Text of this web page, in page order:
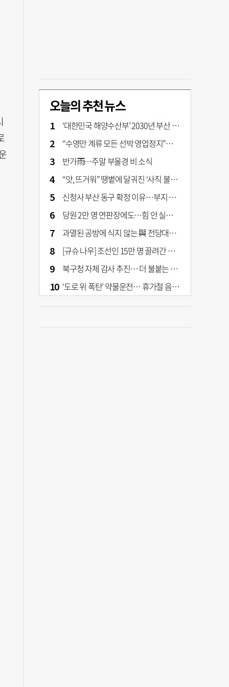
오늘의 추천 뉴스
‘대한민국 해양수산부’ 2030년 부산 북항시대 연다
“수영만 계류 모든 선박 영업정지”… 재개발 속도전
반가雨…주말 부울경 비 소식
“앗, 뜨거워” 땡볕에 달궈진 ‘사직 불가마’ 관중석 무려 70도
신청사 부산 동구 확정 이유…부지 용이성·접근성·집적 가능성이 운명 갈랐다 [해수부 북항 시대]
당원 2만 명 연판장에도…힘 안 실리는 ‘장동혁 사퇴’ 공세
과열된 공방에 식지 않는 與 전당대회… 호남·수도권 집중하는 후보들
[규슈 나우] 조선인 15만 명 끌려간 치쿠호 탄광… 대를 이은 진실 캐기
북구청 자체 감사 추진… 더 불붙는 북구 신청사 갈등
‘도로 위 폭탄’ 약물운전… 휴가철 음주와 병행 단속 [교통안전, 시민이 만든다]